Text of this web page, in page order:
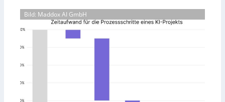
Bild: Maddox AI GmbH